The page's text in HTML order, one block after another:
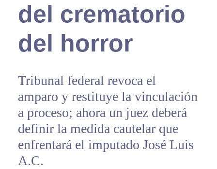
del crematorio
del horror
Tribunal federal revoca el
amparo y restituye la vinculación
a proceso; ahora un juez deberá
definir la medida cautelar que
enfrentará el imputado José Luis
A.C.